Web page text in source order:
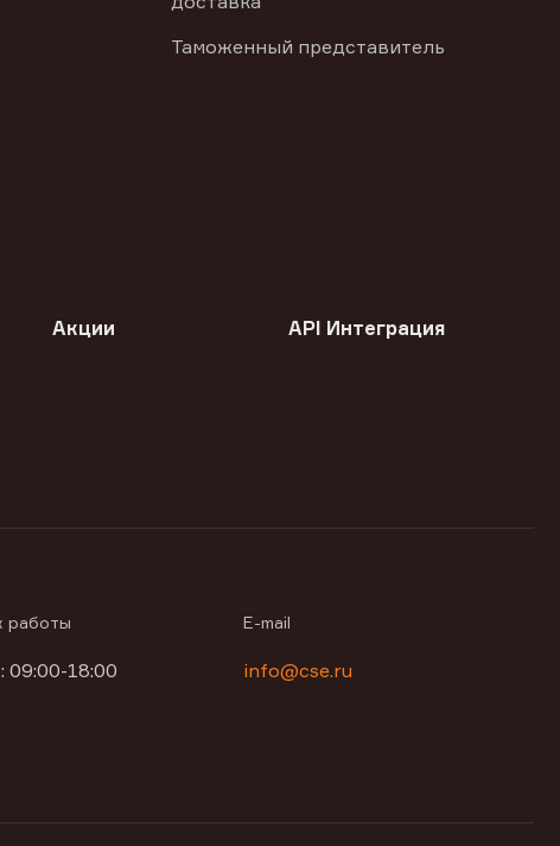
Таможенный представитель
Акции API Интеграция
работы
09:00-18:00
E-mail
info@cse.ru